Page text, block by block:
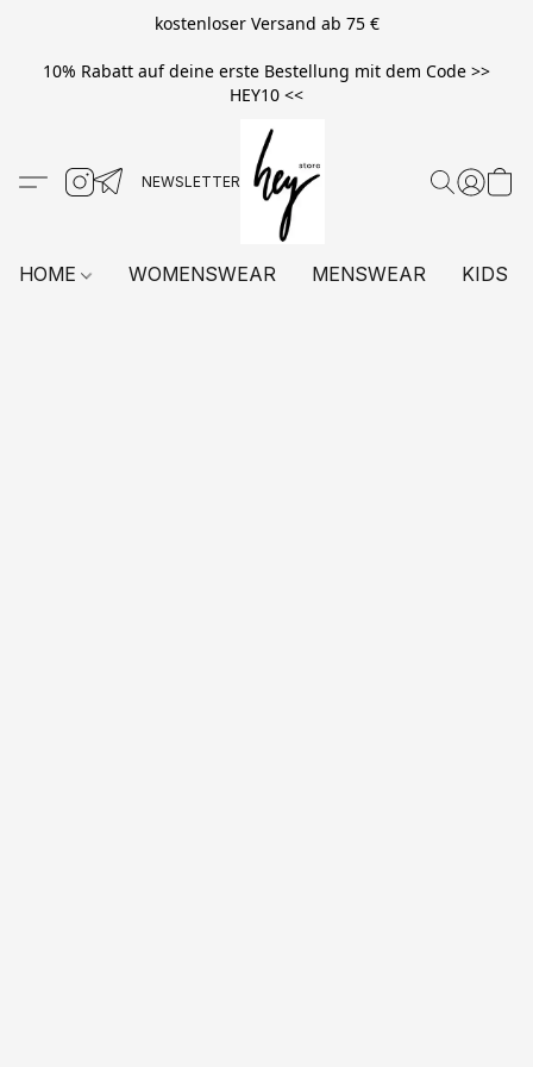
kostenloser Versand ab 75 €
10% Rabatt auf deine erste Bestellung mit dem Code >>
HEY10 <<
HOME WOMENSWEAR MENSWEAR KIDS